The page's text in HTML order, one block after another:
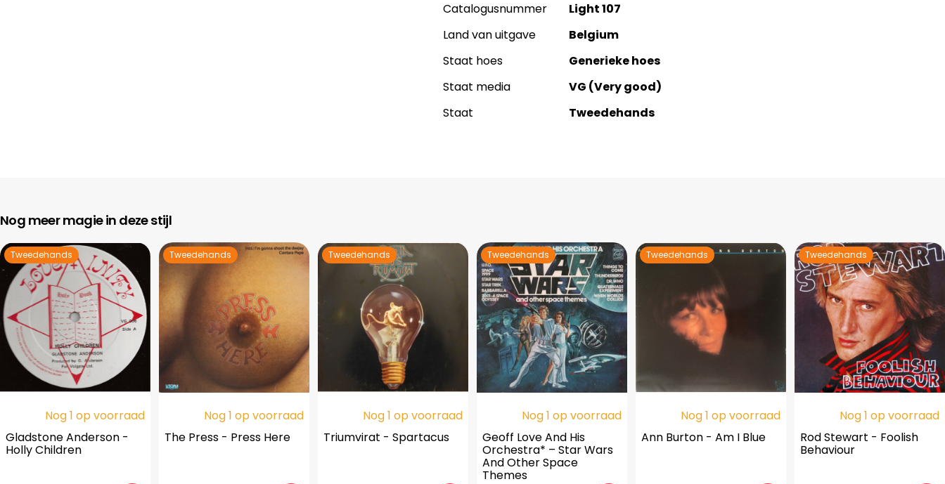
Catalogusnummer
Light 107
Land van uitgave
Belgium
Staat hoes
Generieke hoes
Staat media
VG (Very good)
Staat
Tweedehands
Nog meer magie in deze stijl
Tweedehands
Nog 1 op voorraad
Gladstone Anderson -
Holly Children
Tweedehands
Nog 1 op voorraad
The Press - Press Here
Tweedehands
Nog 1 op voorraad
Triumvirat - Spartacus
Tweedehands
Nog 1 op voorraad
Geoff Love And His
Orchestra* ‎– Star Wars
And Other Space
Themes
Tweedehands
Nog 1 op voorraad
Ann Burton - Am I Blue
Tweedehands
Nog 1 op voorraad
Rod Stewart - Foolish
Behaviour